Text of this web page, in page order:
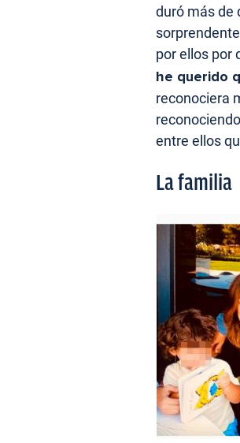
duró más de
por ellos por
he querido
reconociera
entre ellos
La familia